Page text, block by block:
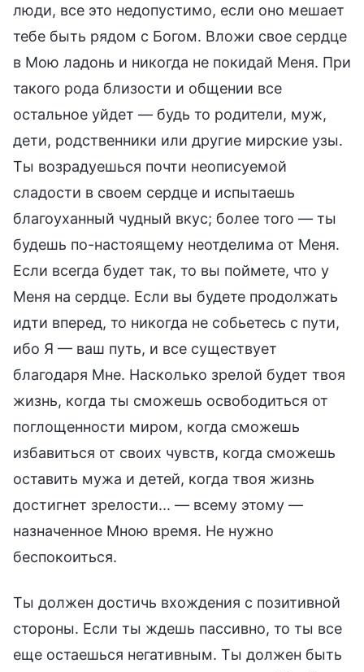
люди, все это недопустимо, если оно мешает
тебе быть рядом с Богом. Вложи свое сердце
в Мою ладонь и никогда не покидай Меня. При
такого рода близости и общении все
остальное уйдет — будь то родители, муж,
дети, родственники или другие мирские узы.
Ты возрадуешься почти неописуемой
сладости в своем сердце и испытаешь
благоуханный чудный вкус; более того — ты
будешь по-настоящему неотделима от Меня.
Если всегда будет так, то вы поймете, что у
Меня на сердце. Если вы будете продолжать
идти вперед, то никогда не собьетесь с пути,
ибо Я — ваш путь, и все существует
благодаря Мне. Насколько зрелой будет твоя
жизнь, когда ты сможешь освободиться от
поглощенности миром, когда сможешь
избавиться от своих чувств, когда сможешь
оставить мужа и детей, когда твоя жизнь
достигнет зрелости... — всему этому —
назначенное Мною время. Не нужно
беспокоиться.
Ты должен достичь вхождения с позитивной
стороны. Если ты ждешь пассивно, то ты все
еще остаешься негативным. Ты должен быть